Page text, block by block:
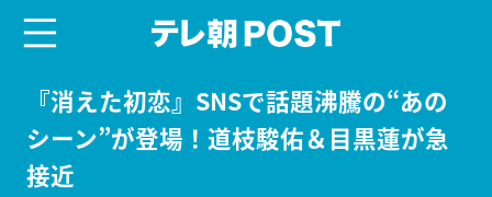
『消えた初恋』SNSで話題沸騰の“あの
シーン”が登場！道枝駿佑＆目黒蓮が急
接近